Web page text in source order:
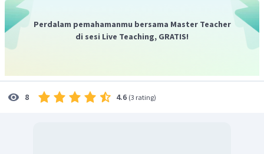
Perdalam pemahamanmu bersama Master Teacher
di sesi Live Teaching, GRATIS!
8 4.6 (3 rating)